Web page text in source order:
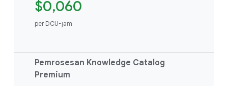
$0,060
per DCU-jam
Pemrosesan Knowledge Catalog
Premium